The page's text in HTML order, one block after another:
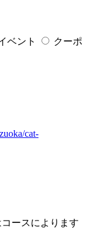
ベント
クーポ
cat-
ースによります